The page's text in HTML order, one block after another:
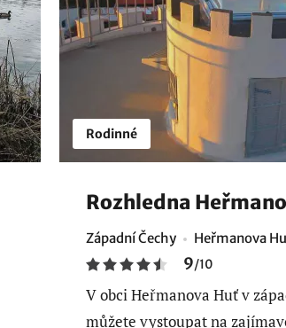
Rodinné
Rozhledna
Západní Čechy Heřmanova
9/10
V obci Heřmanova Huť v
můžete vystoupat na